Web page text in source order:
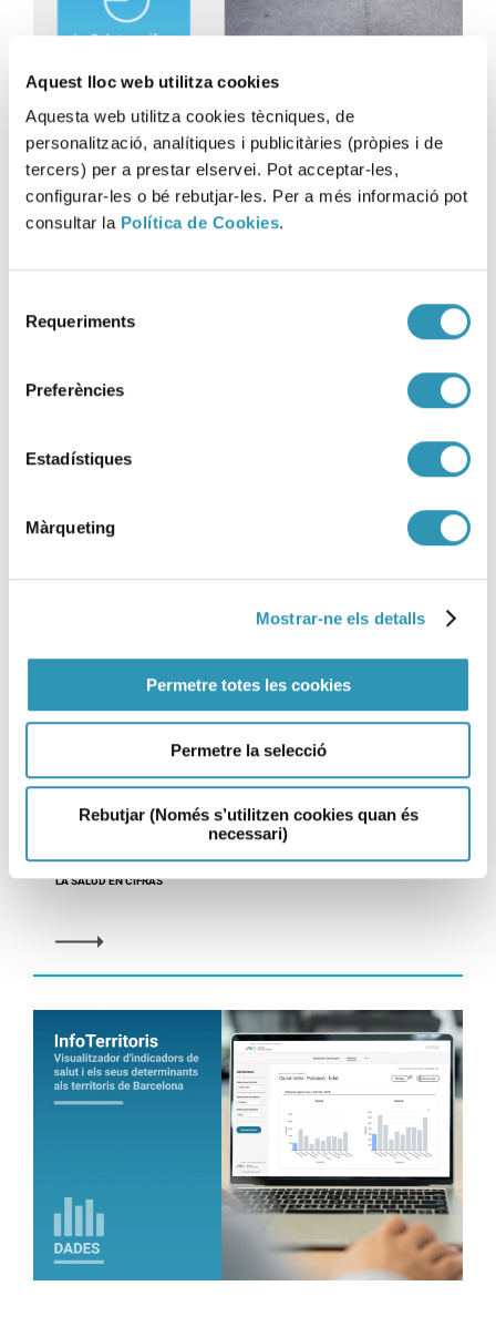
Aquest lloc web utilitza cookies
Aquesta web utilitza cookies tècniques, de
personalització, analítiques i publicitàries (pròpies i de
tercers) per a prestar elservei. Pot acceptar-les,
configurar-les o bé rebutjar-les. Per a més informació pot
consultar la Política de Cookies.
Requeriments
Preferències
Estadístiques
Màrqueting
Mostrar-ne els detalls
Permetre totes les cookies
Permetre la selecció
Rebutjar (Només s’utilitzen cookies quan és
necessari)
La mortalidad en Barcelona
recupera los niveles previos
a la pandemia
03-06-2026
Alta exposición al humo
ambiental del tabaco en las
terrazas de hostelería
28-05-2026
LA SALUD EN CIFRAS